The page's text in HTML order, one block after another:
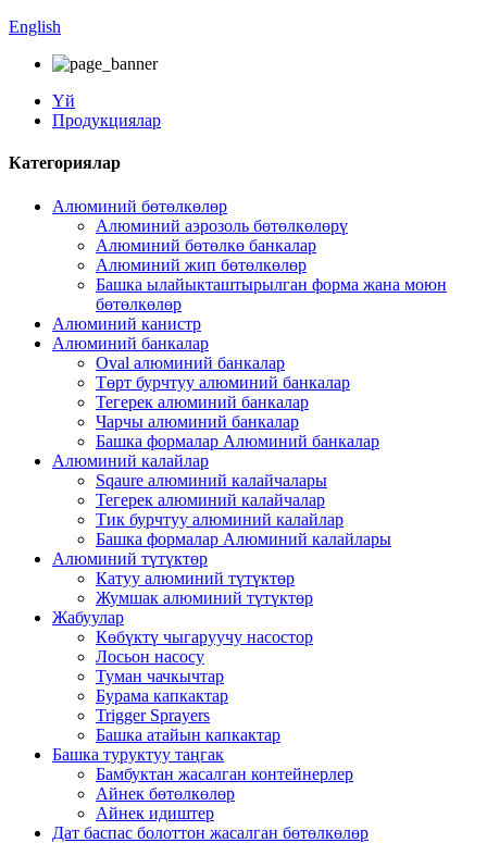
English
Үй
Продукциялар
Категориялар
Алюминий бөтөлкөлөр
Алюминий аэрозоль бөтөлкөлөрү
Алюминий бөтөлкө банкалар
Алюминий жип бөтөлкөлөр
Башка ылайыкташтырылган форма жана моюн
бөтөлкөлөр
Алюминий канистр
Алюминий банкалар
Oval алюминий банкалар
Төрт бурчтуу алюминий банкалар
Тегерек алюминий банкалар
Чарчы алюминий банкалар
Башка формалар Алюминий банкалар
Алюминий калайлар
Sqaure алюминий калайчалары
Тегерек алюминий калайчалар
Тик бурчтуу алюминий калайлар
Башка формалар Алюминий калайлары
Алюминий түтүктөр
Катуу алюминий түтүктөр
Жумшак алюминий түтүктөр
Жабуулар
Көбүктү чыгаруучу насостор
Лосьон насосу
Туман чачкычтар
Бурама капкактар
Trigger Sprayers
Башка атайын капкактар
Башка туруктуу таңгак
Бамбуктан жасалган контейнерлер
Айнек бөтөлкөлөр
Айнек идиштер
Дат баспас болоттон жасалган бөтөлкөлөр